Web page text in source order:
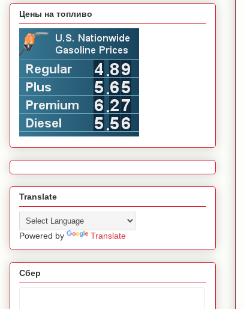
Цены на топливо
Translate
Powered by Translate
Сбер